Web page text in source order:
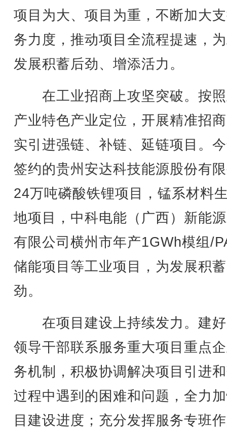
项目为大、项目为重，不断加大
务力度，推动项目全流程提速，
发展积蓄后劲、增添活力。
在工业招商上攻坚突破。按
产业特色产业定位，开展精准招
实引进强链、补链、延链项目。
签约的贵州安达科技能源股份有
24万吨磷酸铁锂项目，锰系材料
地项目，中科电能（广西）新能
有限公司横州市年产1GWh模组/
储能项目等工业项目，为发展积
劲。
在项目建设上持续发力。建
领导干部联系服务重大项目重点
务机制，积极协调解决项目引进
过程中遇到的困难和问题，全力
目建设进度；充分发挥服务专班